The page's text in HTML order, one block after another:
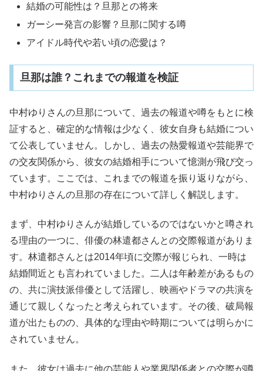
結婚の可能性は？旦那との将来
ガーシー発言の影響？旦那に関する噂
アイドル時代や若い頃の恋愛は？
旦那は誰？これまでの報道を検証
中村ゆりさんの旦那について、過去の報道や噂をもとに検
証すると、確定的な情報は少なく、彼女自身も結婚につい
て公表していません。しかし、過去の熱愛報道や芸能界で
の交友関係から、彼女の結婚相手について憶測が飛び交っ
ています。ここでは、これまでの報道を振り返りながら、
中村ゆりさんの旦那の存在について詳しく解説します。
まず、中村ゆりさんが結婚しているのではないかと噂され
る理由の一つに、俳優の林遣都さんとの交際報道がありま
す。林遣都さんとは2014年頃に交際が報じられ、一時は
結婚間近とも言われていました。二人は年齢差があるもの
の、共に演技派俳優として活躍し、映画やドラマの共演を
通じて親しくなったと考えられています。その後、破局報
道が出たものの、具体的な理由や時期については明らかに
されていません。
また、彼女は過去に他の芸能人や業界関係者との交際が噂